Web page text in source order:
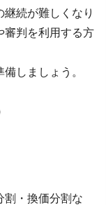
続が難しくなり
審判を利用する方
しましょう。
割・換価分割な